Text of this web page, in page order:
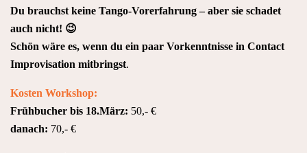
Du brauchst keine Tango-Vorerfahrung – aber sie schadet
auch nicht! 😉
Schön wäre es, wenn du ein paar Vorkenntnisse in Contact
Improvisation mitbringst.
Kosten Workshop:
Frühbucher bis 18.März: 50,- €
danach: 70,- €